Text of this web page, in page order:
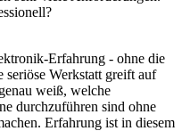
Erfahrung - ohne die
seriöse Werkstatt greift auf
weiß, welche
durchzuführen sind ohne
Erfahrung ist in diesem